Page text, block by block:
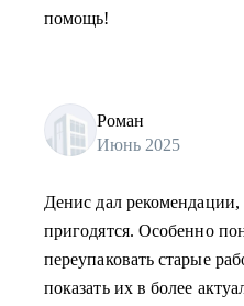
помощь!
Роман
Июнь 2025
Денис дал
пригодятся. Особенно
переупаковать старые
показать их в более